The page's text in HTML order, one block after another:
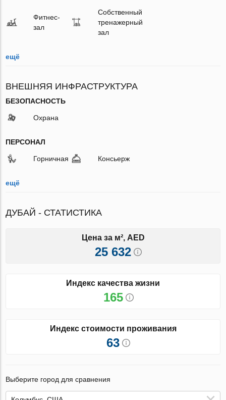
Фитнес-
зал
Собственный
тренажерный
зал
ещё
ВНЕШНЯЯ ИНФРАСТРУКТУРА
БЕЗОПАСНОСТЬ
Охрана
ПЕРСОНАЛ
Горничная Консьерж
ещё
ДУБАЙ - СТАТИСТИКА
Цена за м², AED
25 632
Индекс качества жизни
165
Индекс стоимости проживания
63
Выберите город для сравнения